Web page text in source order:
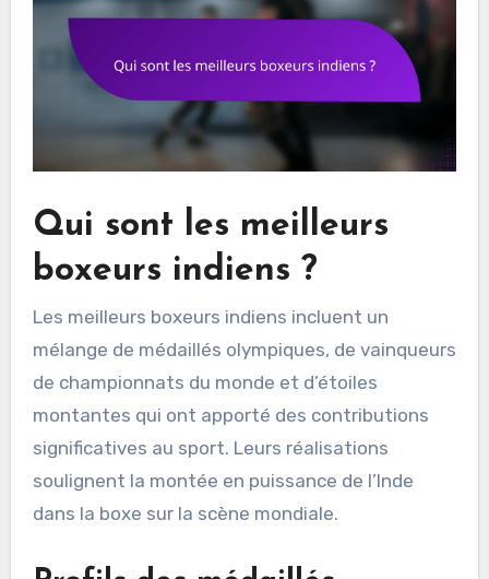
Qui sont les meilleurs
boxeurs indiens ?
Les meilleurs boxeurs indiens incluent un
mélange de médaillés olympiques, de vainqueurs
de championnats du monde et d’étoiles
montantes qui ont apporté des contributions
significatives au sport. Leurs réalisations
soulignent la montée en puissance de l’Inde
dans la boxe sur la scène mondiale.